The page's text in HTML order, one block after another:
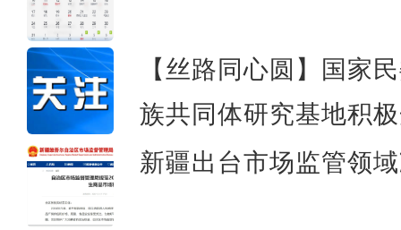
【丝路同心圆】国家
族共同体研究基地积
新疆出台市场监管领